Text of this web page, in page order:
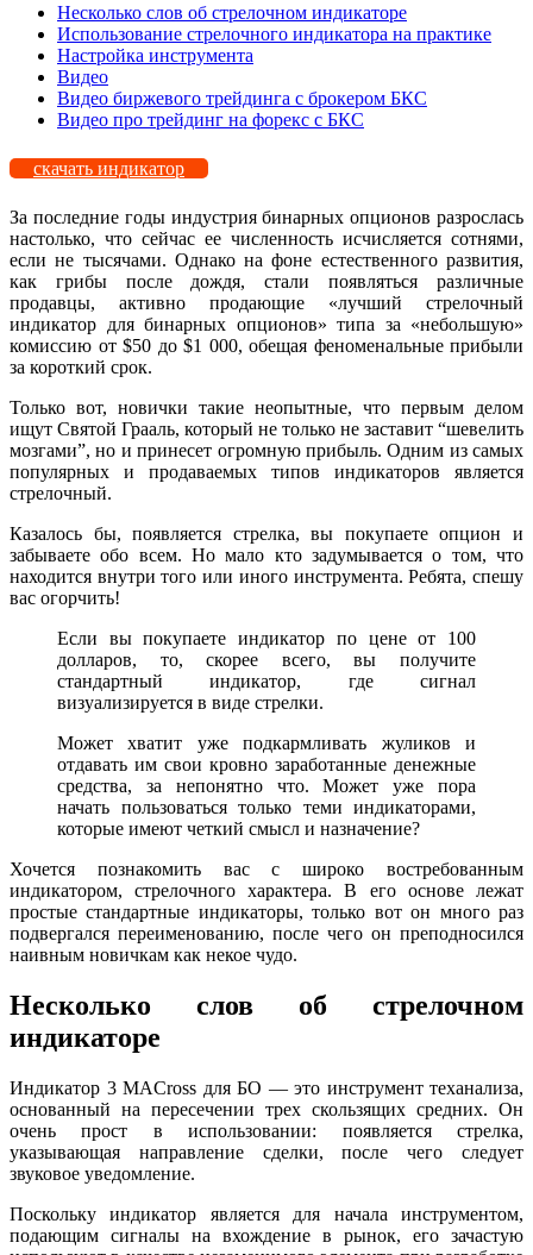
Несколько слов об стрелочном индикаторе
Использование стрелочного индикатора на практике
Настройка инструмента
Видео
Видео биржевого трейдинга с брокером БКС
Видео про трейдинг на форекс с БКС
скачать индикатор
За последние годы индустрия бинарных опционов разрослась
настолько, что сейчас ее численность исчисляется сотнями,
если не тысячами. Однако на фоне естественного развития,
как грибы после дождя, стали появляться различные
продавцы, активно продающие «лучший стрелочный
индикатор для бинарных опционов» типа за «небольшую»
комиссию от $50 до $1 000, обещая феноменальные прибыли
за короткий срок.
Только вот, новички такие неопытные, что первым делом
ищут Святой Грааль, который не только не заставит “шевелить
мозгами”, но и принесет огромную прибыль. Одним из самых
популярных и продаваемых типов индикаторов является
стрелочный.
Казалось бы, появляется стрелка, вы покупаете опцион и
забываете обо всем. Но мало кто задумывается о том, что
находится внутри того или иного инструмента. Ребята, спешу
вас огорчить!
Если вы покупаете индикатор по цене от 100
долларов, то, скорее всего, вы получите
стандартный индикатор, где сигнал
визуализируется в виде стрелки.
Может хватит уже подкармливать жуликов и
отдавать им свои кровно заработанные денежные
средства, за непонятно что. Может уже пора
начать пользоваться только теми индикаторами,
которые имеют четкий смысл и назначение?
Хочется познакомить вас с широко востребованным
индикатором, стрелочного характера. В его основе лежат
простые стандартные индикаторы, только вот он много раз
подвергался переименованию, после чего он преподносился
наивным новичкам как некое чудо.
Несколько слов об стрелочном
индикаторе
Индикатор 3 MACross для БО — это инструмент теханализа,
основанный на пересечении трех скользящих средних. Он
очень прост в использовании: появляется стрелка,
указывающая направление сделки, после чего следует
звуковое уведомление.
Поскольку индикатор является для начала инструментом,
подающим сигналы на вхождение в рынок, его зачастую